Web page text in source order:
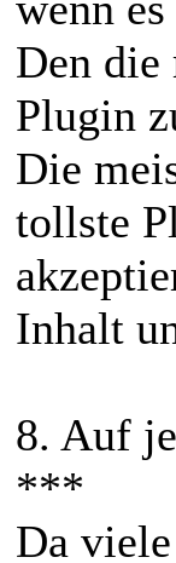
Den die
Plugin
Die
tollste
Inhalt
8. Auf
***
Da